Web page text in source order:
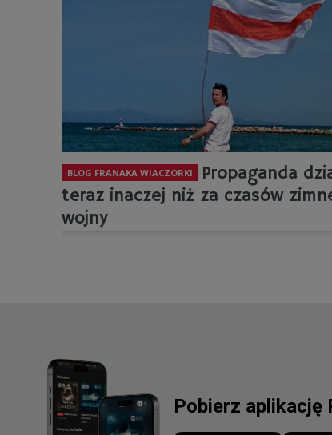
BLOG FRANAKA WIACZORKI
Propaganda
teraz inaczej niż za czasów
wojny
Pobierz aplikację